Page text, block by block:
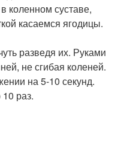
коленном суставе,
касаемся ягодицы.
разведя их. Руками
не сгибая коленей.
на 5-10 секунд.
раз.